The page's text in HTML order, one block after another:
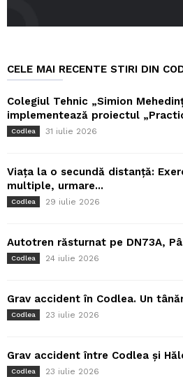
CELE MAI RECENTE STIRI DIN
Colegiul Tehnic „Simion
implementează proiectul
Codlea 31 iulie 2026
Viața la o secundă distanță:
multiple, urmare...
Codlea 29 iulie 2026
Autotren răsturnat pe DN73A,
Codlea 24 iulie 2026
Grav accident în Codlea. Un
Codlea 23 iulie 2026
Grav accident între Codlea și
Codlea 23 iulie 2026